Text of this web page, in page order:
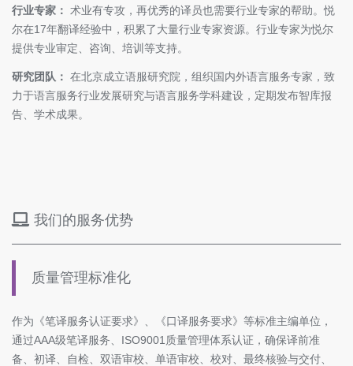
行业专家： 术业有专攻，再优秀的译员也需要行业专家的帮助。悦
尔在17年翻译经验中，积累了大量行业专家资源。行业专家为悦尔
提供专业审定、咨询、培训等支持。
研究团队： 在北京成立语服研究院，组织国内外语言服务专家，致
力于语言服务行业发展研究与语言服务学科建设，定期发布智库报
告、学术成果。
我们的服务优势
质量管理标准化
作为《笔译服务认证要求》、《口译服务要求》等标准主编单位，
通过AAA级笔译服务、ISO9001质量管理体系认证，确保译前准
备、初译、自检、双语审校、单语审校、校对、最终核验与交付、